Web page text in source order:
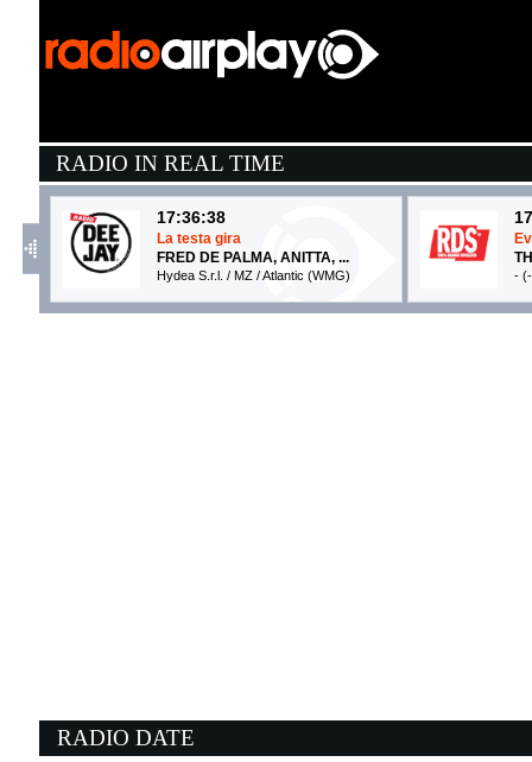
RADIO IN REAL TIME
17:36:38
La testa gira
FRED DE PALMA, ANITTA, ...
Hydea S.r.l. / MZ / Atlantic (WMG) -
17:33:52
RADIO DATE